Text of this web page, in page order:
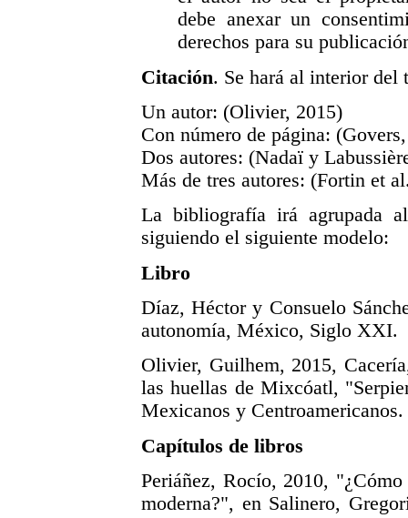
debe anexar un
derechos para su
Citación. Se hará al interior del
Un autor: (Olivier, 2015)
Con número de página:
Dos autores: (Nadaï y
Más de tres autores: (Fortin et
La bibliografía irá agrupada
siguiendo el siguiente modelo:
Libro
Díaz, Héctor y Consuelo
autonomía, México, Siglo XXI.
Olivier, Guilhem, 2015,
las huellas de Mixcóatl,
Mexicanos y Centroamericanos.
Capítulos de libros
Periáñez, Rocío, 2010,
moderna?", en Salinero,